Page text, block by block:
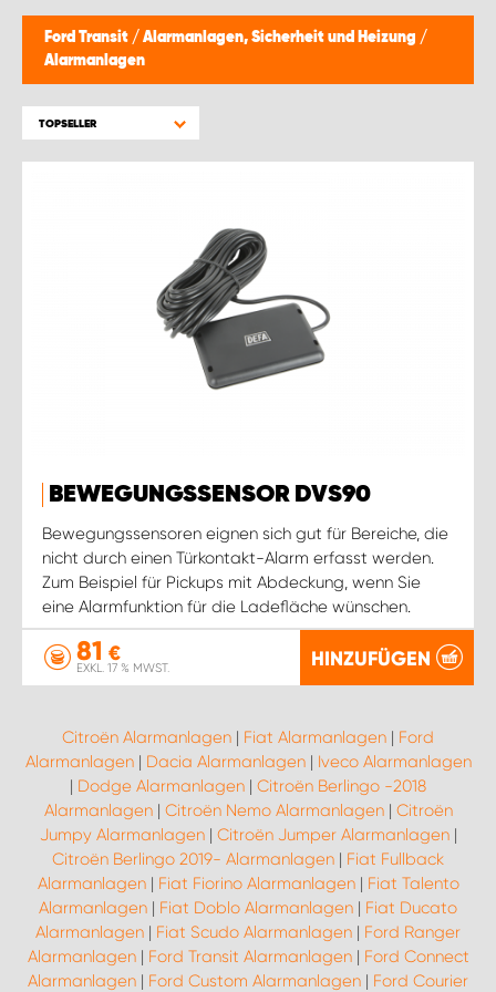
Ford Transit / Alarmanlagen, Sicherheit und Heizung /
Alarmanlagen
TOPSELLER
BEWEGUNGSSENSOR DVS90
Bewegungssensoren eignen sich gut für Bereiche, die
nicht durch einen Türkontakt-Alarm erfasst werden.
Zum Beispiel für Pickups mit Abdeckung, wenn Sie
eine Alarmfunktion für die Ladefläche wünschen.
81 €
EXKL. 17 % MWST. HINZUFÜGEN
Citroën Alarmanlagen | Fiat Alarmanlagen | Ford
Alarmanlagen| Dacia Alarmanlagen| Iveco Alarmanlagen
| Dodge Alarmanlagen | Citroën Berlingo -2018
Alarmanlagen| Citroën Nemo Alarmanlagen| Citroën
Jumpy Alarmanlagen| Citroën Jumper Alarmanlagen|
Citroën Berlingo 2019- Alarmanlagen | Fiat Fullback
Alarmanlagen| Fiat Fiorino Alarmanlagen| Fiat Talento
Alarmanlagen | Fiat Doblo Alarmanlagen | Fiat Ducato
Alarmanlagen | Fiat Scudo Alarmanlagen | Ford Ranger
Alarmanlagen| Ford Transit Alarmanlagen| Ford Connect
Alarmanlagen | Ford Custom Alarmanlagen | Ford Courier